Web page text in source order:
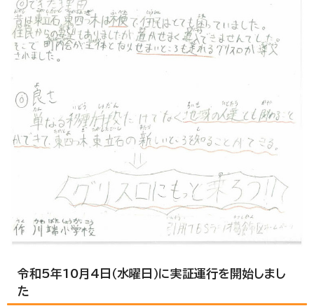
令和5年10月4日（水曜日）に実証運行を開始しまし
た